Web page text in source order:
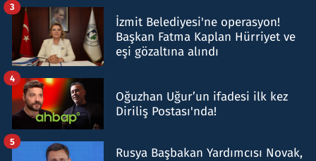
İzmit Belediyesi'ne operasyon!
Başkan Fatma Kaplan Hürriyet ve
eşi gözaltına alındı
3
Oğuzhan Uğur’un ifadesi ilk kez
Diriliş Postası'nda!
4
Rusya Başbakan Yardımcısı Novak,
5